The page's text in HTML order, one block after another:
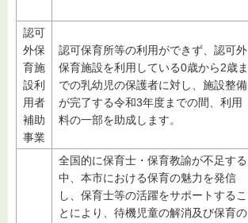
認可
外保
育施
設利
用者
補助
事業
認可保育所等の利用ができず、認可外
保育施設を利用している0歳から2歳ま
での乳幼児の保護者に対し、施設整備
が完了する令和3年度までの間、利用
料の一部を助成します。
全国的に保育士・保育教諭が不足する
中、本市における保育の魅力を発信
し、保育士等の活躍をサポートするこ
とにより、待機児童の解消及び保育の